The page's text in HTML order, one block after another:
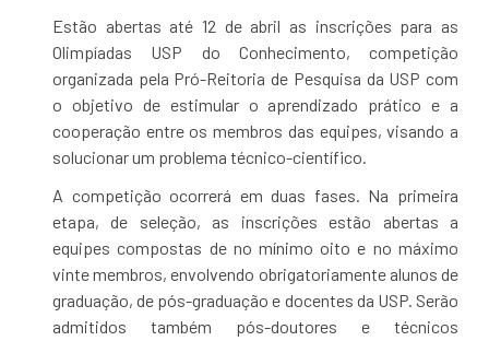
Estão abertas até 12 de abril as inscrições para as
Olimpíadas USP do Conhecimento, competição
organizada pela Pró-Reitoria de Pesquisa da USP com
o objetivo de estimular o aprendizado prático e a
cooperação entre os membros das equipes, visando a
solucionar um problema técnico-científico.
A competição ocorrerá em duas fases. Na primeira
etapa, de seleção, as inscrições estão abertas a
equipes compostas de no mínimo oito e no máximo
vinte membros, envolvendo obrigatoriamente alunos de
graduação, de pós-graduação e docentes da USP. Serão
admitidos também pós-doutores e técnicos